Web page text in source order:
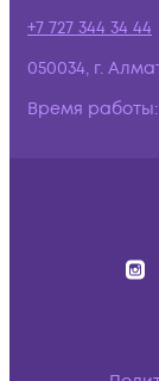
+7 727 344 34 44
050034, г.
Время работы: